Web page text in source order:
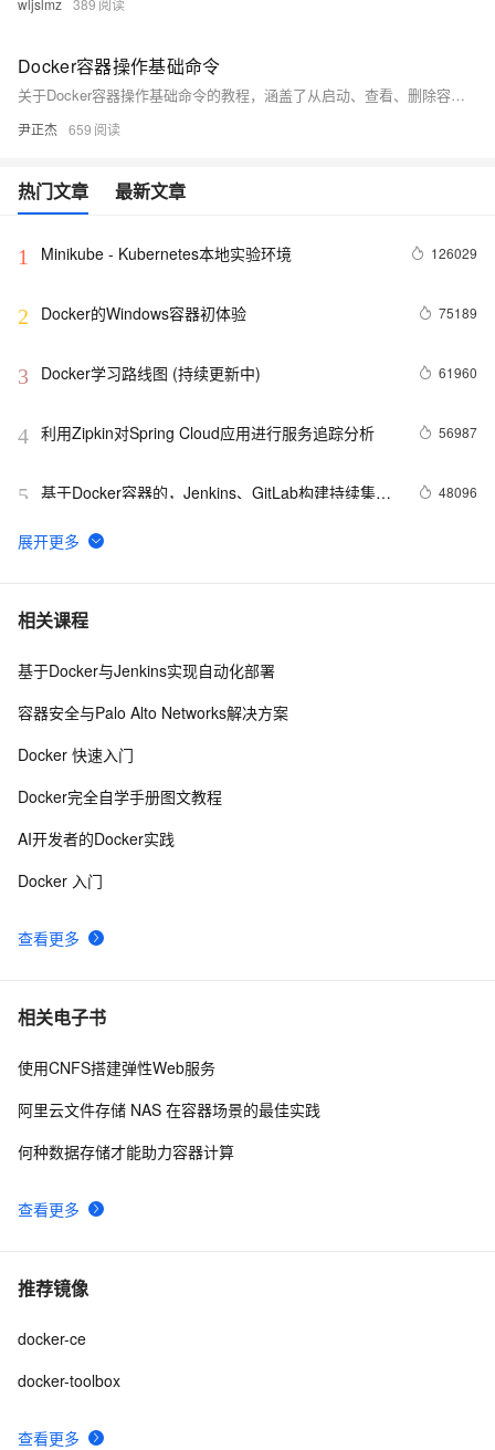
Docker容器操作基础命令
关于Docker容器操作基础命令的教程，涵盖了从启动、查看、删除容器到端口映射和容器信息获取的一系列常用命令及其使用方法。
尹正杰 659
热门文章 最新文章
1 Minikube - Kubernetes本地实验环境 126029
2 Docker的Windows容器初体验 75189
3 Docker学习路线图 (持续更新中) 61960
4 利用Zipkin对Spring Cloud应用进行服务追踪分析 56987
5 基于Docker容器的，Jenkins、GitLab构建持续集成
48096
6 谈谈 Docker Volume 之权限管理（一）
7 容器镜像服务 Docker镜像的基本使用
8 使用阿里云容器服务Jenkins 2.0实现持续集成之
10理解Docker容器的进程管理
相关课程
查看更多
基于Docker与Jenkins实现自动化部署
容器安全与Palo Alto Networks解决方案
Docker 快速入门
Docker完全自学手册图文教程
AI开发者的Docker实践
Docker 入门
相关电子书
查看更多
使用CNFS搭建弹性Web服务
阿里云文件存储 NAS 在容器场景的最佳实践
何种数据存储才能助力容器计算
推荐镜像
查看更多
docker-ce
docker-toolbox